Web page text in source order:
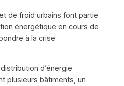
de froid urbains font partie
énergétique en cours de
à la crise
d’énergie
plusieurs bâtiments, un